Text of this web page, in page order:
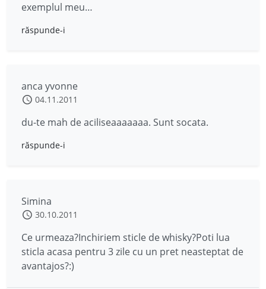
exemplul meu…
răspunde-i
anca yvonne
04.11.2011
du-te mah de aciliseaaaaaaa. Sunt socata.
răspunde-i
Simina
30.10.2011
Ce urmeaza?Inchiriem sticle de whisky?Poti lua
sticla acasa pentru 3 zile cu un pret neasteptat de
avantajos?:)